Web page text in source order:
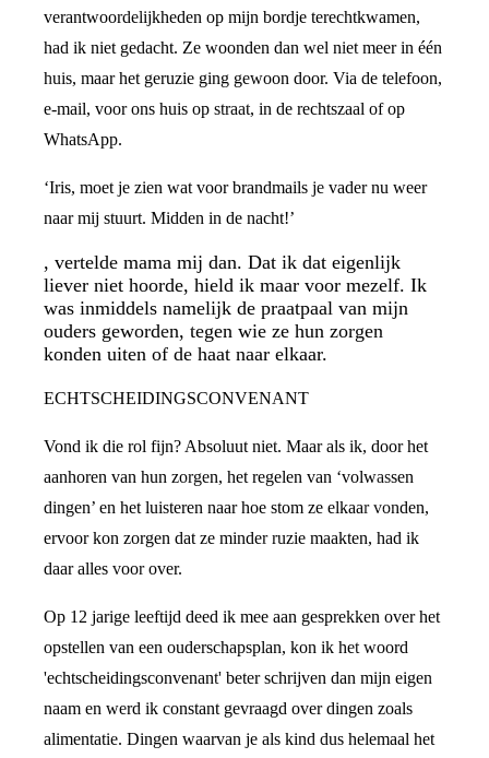
verantwoordelijkheden op mijn bordje terechtkwamen,
had ik niet gedacht. Ze woonden dan wel niet meer in één
huis, maar het geruzie ging gewoon door. Via de telefoon,
e-mail, voor ons huis op straat, in de rechtszaal of op
WhatsApp.
‘Iris, moet je zien wat voor brandmails je vader nu weer
naar mij stuurt. Midden in de nacht!’
, vertelde mama mij dan. Dat ik dat eigenlijk
liever niet hoorde, hield ik maar voor mezelf. Ik
was inmiddels namelijk de praatpaal van mijn
ouders geworden, tegen wie ze hun zorgen
konden uiten of de haat naar elkaar.
ECHTSCHEIDINGSCONVENANT
Vond ik die rol fijn? Absoluut niet. Maar als ik, door het
aanhoren van hun zorgen, het regelen van ‘volwassen
dingen’ en het luisteren naar hoe stom ze elkaar vonden,
ervoor kon zorgen dat ze minder ruzie maakten, had ik
daar alles voor over.
Op 12 jarige leeftijd deed ik mee aan gesprekken over het
opstellen van een ouderschapsplan, kon ik het woord
'echtscheidingsconvenant' beter schrijven dan mijn eigen
naam en werd ik constant gevraagd over dingen zoals
alimentatie. Dingen waarvan je als kind dus helemaal het